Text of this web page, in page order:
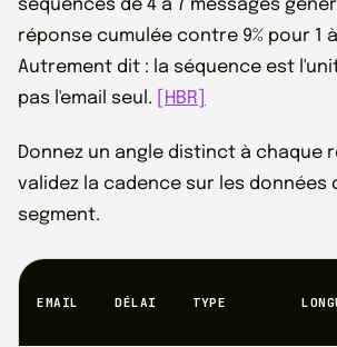
séquences de 4 à 7 messages
réponse cumulée contre 9% pour 1
Autrement dit : la séquence est
pas l'email seul.
[HBR]
Donnez un angle distinct à chaque
validez la cadence sur les données
segment.
EMAIL DÉLAI TYPE